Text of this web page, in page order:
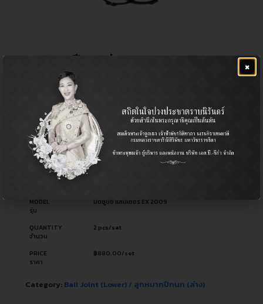
ลูกหมากปีกนกล่าง
880.00
รหัสสินค้า ซีร่า
OEM NO.
รหัสอะไหล่ผู้ผลิต
MR403420-1
PART TYPE
ประเภทอะไหล่
Ball Joint (Lower) / ลูกหมากปีกนก (ล่าง)
USED FOR
MODEL
รุ่น
มิตซูบิชิ แลนเซอร์ EX 2009
QUANTITY
จำนวน
2 pcs/set
PRICE
ราคา
฿880.00/set
Category: Ball Joint (Lower) / ลูกหมากปีกนก (ล่าง)
×